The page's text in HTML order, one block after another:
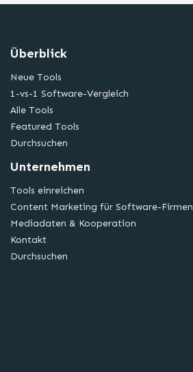
Überblick
Neue Tools
1-vs-1 Software-Vergleich
Alle Tools
Featured Tools
Durchsuchen
Unternehmen
Tools einreichen
Content Marketing für Software-Firmen
Mediadaten & Kooperation
Kontakt
Durchsuchen